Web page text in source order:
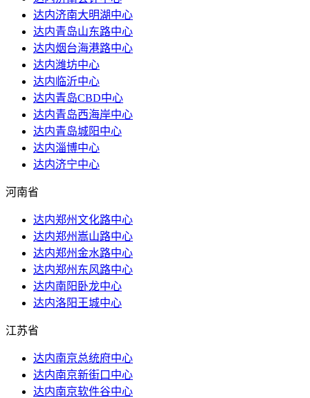
达内济南大明湖中心
达内青岛山东路中心
达内烟台海港路中心
达内潍坊中心
达内临沂中心
达内青岛CBD中心
达内青岛西海岸中心
达内青岛城阳中心
达内淄博中心
达内济宁中心
河南省
达内郑州文化路中心
达内郑州嵩山路中心
达内郑州金水路中心
达内郑州东风路中心
达内南阳卧龙中心
达内洛阳王城中心
江苏省
达内南京总统府中心
达内南京新街口中心
达内南京软件谷中心